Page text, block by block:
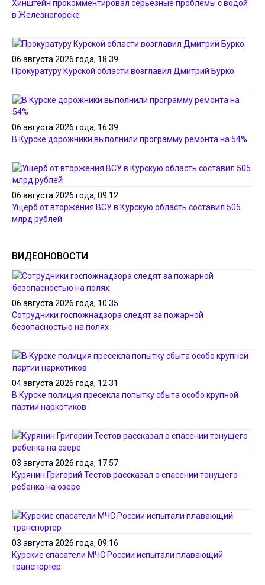
Хинштейн прокомментировал серьезные проблемы с водой
в Железногорске
06 августа 2026 года, 18:39
Прокуратуру Курской области возглавил Дмитрий Бурко
06 августа 2026 года, 16:39
В Курске дорожники выполнили программу ремонта на 54%
06 августа 2026 года, 09:12
Ущерб от вторжения ВСУ в Курскую область составил 505
млрд рублей
ВИДЕОНОВОСТИ
06 августа 2026 года, 10:35
Сотрудники госпожнадзора следят за пожарной
безопасностью на полях
04 августа 2026 года, 12:31
В Курске полиция пресекла попытку сбыта особо крупной
партии наркотиков
03 августа 2026 года, 17:57
Курянин Григорий Тестов рассказал о спасении тонущего
ребенка на озере
03 августа 2026 года, 09:16
Курские спасатели МЧС России испытали плавающий
транспортер